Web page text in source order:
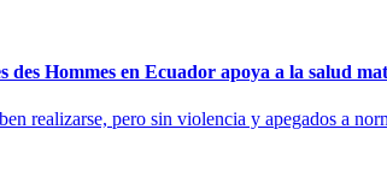
Hommes en Ecuador apoya a la salud